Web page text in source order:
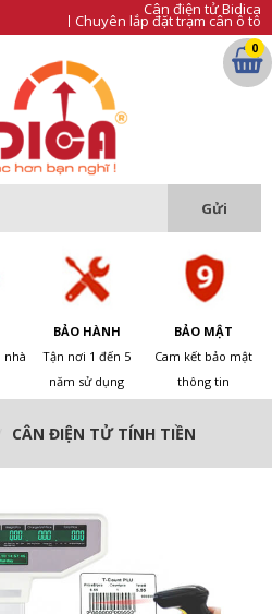
Cân điện tử Bidica
Chuyên lắp đặt trạm cân ô tô
nhà
BẢO HÀNH
Tận nơi 1 đến 5
năm sử dụng
BẢO MẬT
Cam kết bảo mật
thông tin
0
CÂN ĐIỆN TỬ TÍNH TIỀN